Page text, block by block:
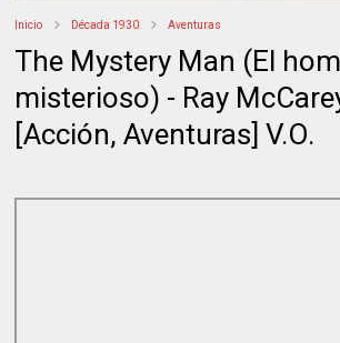
Inicio Década 1930 Aventuras
The Mystery Man (El
misterioso) - Ray
[Acción, Aventuras] V.O.